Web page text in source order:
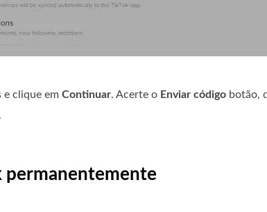
e clique em Continuar. Acerte o Enviar código botão,
.
permanentemente